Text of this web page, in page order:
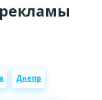
Днепр